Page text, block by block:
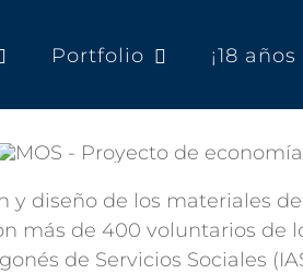
Portfolio ¡18
y diseño de los materiales
más de 400 voluntarios de
de Servicios Sociales